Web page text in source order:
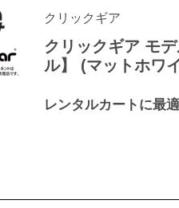
クリックギア
クリックギア モ
ル】 (マットホワ
レンタルカートに最